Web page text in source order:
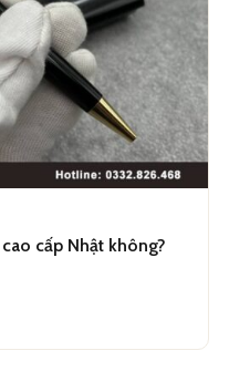
cấp Nhật không?